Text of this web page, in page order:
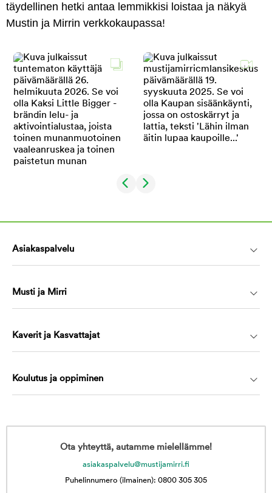
täydellinen hetki antaa lemmikkisi loistaa ja näkyä
Mustin ja Mirrin verkkokaupassa!
Asiakaspalvelu
Musti ja Mirri
Kaverit ja Kasvattajat
Koulutus ja oppiminen
Ota yhteyttä, autamme mielellämme!
asiakaspalvelu@mustijamirri.fi
Puhelinnumero (ilmainen): 0800 305 305